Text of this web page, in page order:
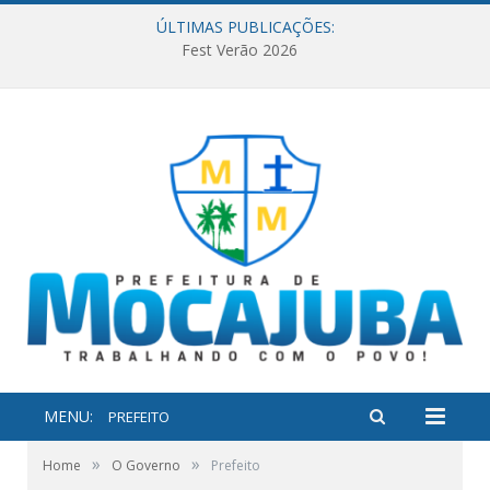
ÚLTIMAS PUBLICAÇÕES:
Fest Verão 2026
MENU: PREFEITO
Home » O Governo » Prefeito